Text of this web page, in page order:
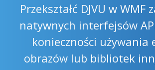
Przekształć DJVU w WMF
natywnych interfejsów
konieczności używania
obrazów lub bibliotek